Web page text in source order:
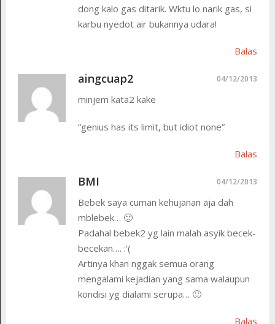
dong kalo gas ditarik. Wktu lo narik gas, si
karbu nyedot air bukannya udara!
Balas
aingcuap2 04/12/2013
minjem kata2 kake
“genius has its limit, but idiot none”
Balas
BMI 04/12/2013
Bebek saya cuman kehujanan aja dah
mblebek… 🙁
Padahal bebek2 yg lain malah asyik becek-
becekan…. :'(
Artinya khan nggak semua orang
mengalami kejadian yang sama walaupun
kondisi yg dialami serupa… 🙂
Balas